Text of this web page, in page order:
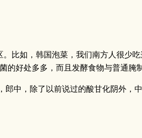
比如，韩国泡菜，我们南方人很少
的好处多多，而且发酵食物与普通腌
中，除了以前说过的酸甘化阴外，